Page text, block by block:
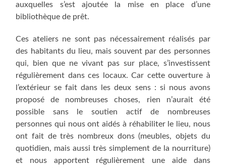
auxquelles s’est ajoutée la mise en place d’une
bibliothèque de prêt.
Ces ateliers ne sont pas nécessairement réalisés par
des habitants du lieu, mais souvent par des personnes
qui, bien que ne vivant pas sur place, s’investissent
régulièrement dans ces locaux. Car cette ouverture à
l’extérieur se fait dans les deux sens : si nous avons
proposé de nombreuses choses, rien n’aurait été
possible sans le soutien actif de nombreuses
personnes qui nous ont aidés à réhabiliter le lieu, nous
ont fait de très nombreux dons (meubles, objets du
quotidien, mais aussi très simplement de la nourriture)
et nous apportent régulièrement une aide dans